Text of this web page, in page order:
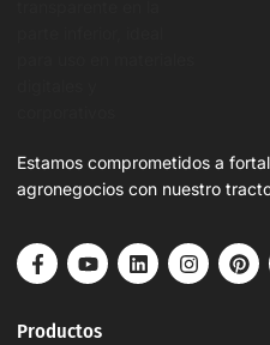
Estamos comprometidos a
agronegocios con nuestro
Productos